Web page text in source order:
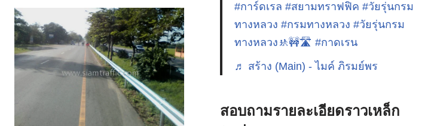
#การ์ดเรล #สยามทราฟฟิค #วัยรุ่นกรม
ทางหลวง #กรมทางหลวง #วัยรุ่นกรม
ทางหลวง🚸🚧🛣️ #กาดเรน
♬ สร้าง (Main) - ไมค์ ภิรมย์พร
สอบถามรายละเอียดราวเหล็ก